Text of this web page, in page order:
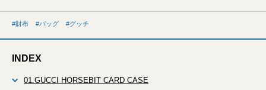
財布 バッグ グッチ
INDEX
01.GUCCI HORSEBIT CARD CASE